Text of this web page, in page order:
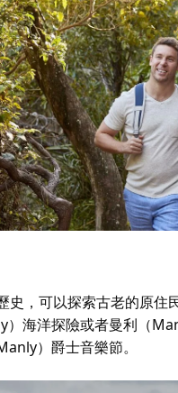
史，可以探索古老的原住
）海洋探險或者曼利（
）爵士音樂節。